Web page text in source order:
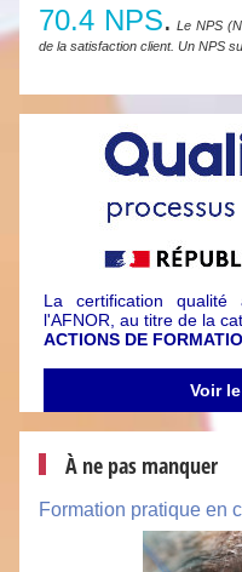
70.4 NPS. Le NPS
de la satisfaction client. Un NPS
La certification
l'AFNOR, au titre de la
ACTIONS DE
Voir
À ne pas manquer
Formation pratique en